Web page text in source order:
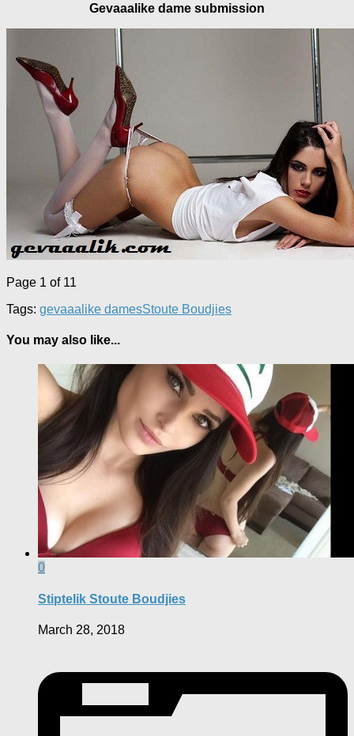
Gevaaalike dame submission
Page 1 of 11
Tags: gevaaalike damesStoute Boudjies
You may also like...
0
Stiptelik Stoute Boudjies
March 28, 2018